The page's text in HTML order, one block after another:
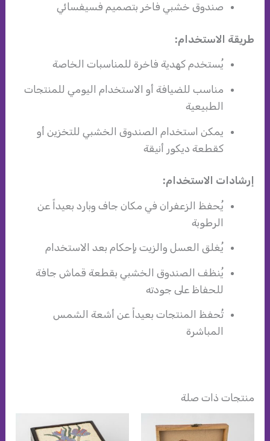
صندوق خشبي فاخر بتصميم فسيفسائي
طريقة الاستخدام:
يُستخدم كهدية فاخرة للمناسبات الخاصة
مناسب للضيافة أو الاستخدام اليومي للمنتجات
الطبيعية
يمكن استخدام الصندوق الخشبي للتخزين أو
كقطعة ديكور أنيقة
إرشادات الاستخدام:
يُحفظ الزعفران في مكان جاف وبارد بعيداً عن
الرطوبة
يُغلق العسل والزيت بإحكام بعد الاستخدام
يُنظف الصندوق الخشبي بقطعة قماش جافة
للحفاظ على جودته
تُحفظ المنتجات بعيداً عن أشعة الشمس
المباشرة
منتجات ذات صلة